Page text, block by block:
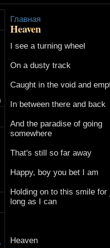
Главная
Heaven
I see a turning wheel
On a dusty track
Caught in the void and
In between there and back
And the paradise of going
somewhere
That's still so far away
Happy, boy you bet I am
Holding on to this smile for
long as I can
Heaven